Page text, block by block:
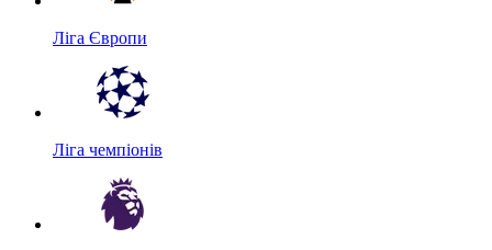
Ліга Європи
Ліга чемпіонів